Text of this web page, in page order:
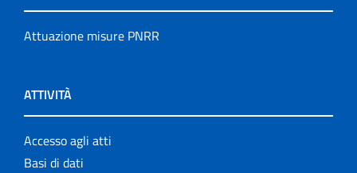
Attuazione misure PNRR
ATTIVITÀ
Accesso agli atti
Basi di dati